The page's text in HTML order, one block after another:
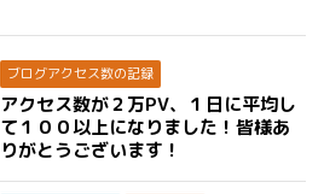
ブログアクセス数の記録
アクセス数が２万PV、１日に平均し
て１００以上になりました！皆様あ
りがとうございます！